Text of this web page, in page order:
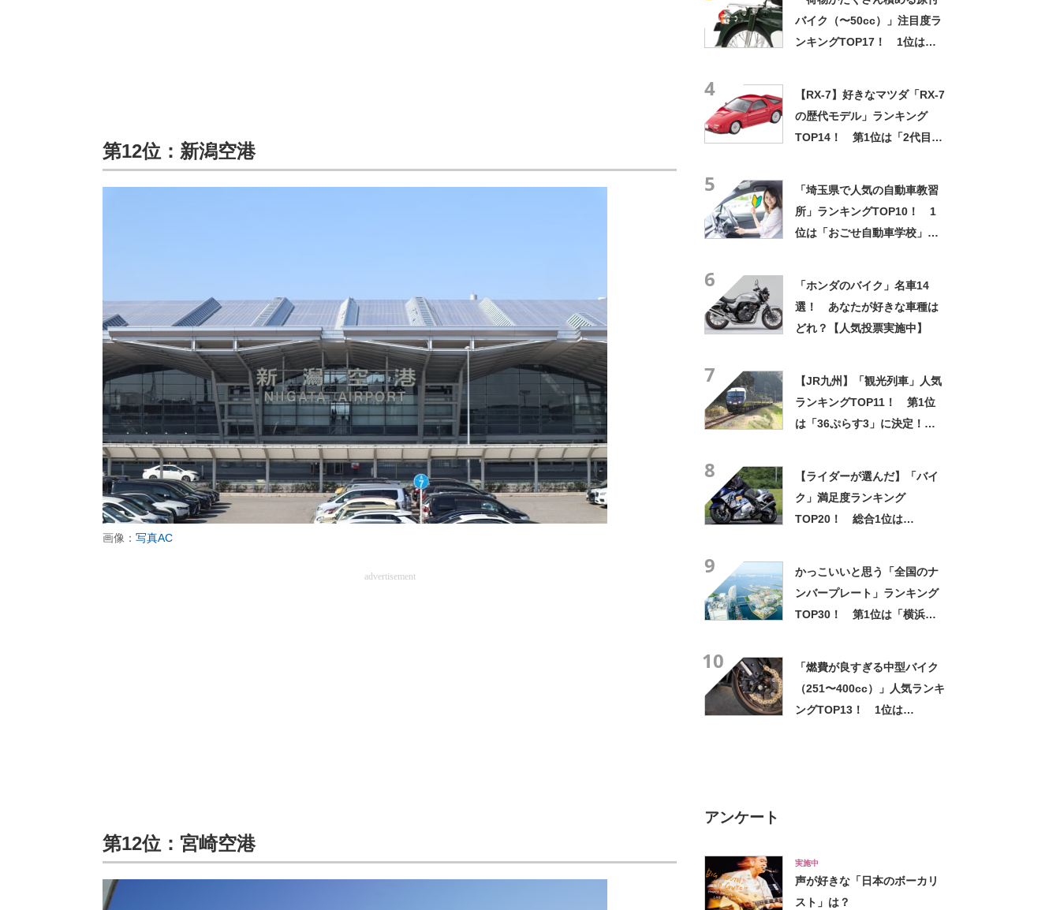
第12位：新潟空港
画像： 写真AC
advertisement
第12位：宮崎空港
バイク（〜50cc）」注目度ラ
ンキングTOP17！ 1位は
4
【RX-7】好きなマツダ「RX-7
の歴代モデル」ランキング
TOP14！ 第1位は「2代目
5
「埼玉県で人気の自動車教習
所」ランキングTOP10！ 1
位は「おごせ自動車学校」
6
「ホンダのバイク」名車14
選！ あなたが好きな車種は
どれ？【人気投票実施中】
7
【JR九州】「観光列車」人気
ランキングTOP11！ 第1位
は「36ぷらす3」に決定！
8
【ライダーが選んだ】「バイ
ク」満足度ランキング
TOP20！ 総合1位は
9
かっこいいと思う「全国のナ
ンバープレート」ランキング
TOP30！ 第1位は「横浜」
10
「燃費が良すぎる中型バイク
（251〜400cc）」人気ランキ
ングTOP13！ 1位は
アンケート
実施中
声が好きな「日本のボーカリ
スト」は？